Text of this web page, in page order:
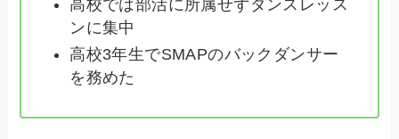
高校では部活に所属せずダンスレッス
ンに集中
高校3年生でSMAPのバックダンサー
を務めた